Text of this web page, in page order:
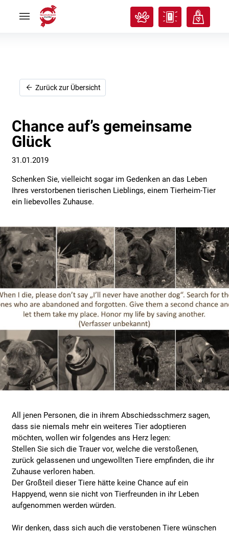
uns
Ich
will
uns
Ich
will
Zurück zur Übersicht
Chance auf’s gemeinsame
Glück
31.01.2019
Schenken Sie, vielleicht sogar im Gedenken an das Leben
Ihres verstorbenen tierischen Lieblings, einem Tierheim-Tier
ein liebevolles Zuhause.
All jenen Personen, die in ihrem Abschiedsschmerz sagen,
dass sie niemals mehr ein weiteres Tier adoptieren
möchten, wollen wir folgendes ans Herz legen:
Stellen Sie sich die Trauer vor, welche die verstoßenen,
zurück gelassenen und ungewollten Tiere empfinden, die ihr
Zuhause verloren haben.
Der Großteil dieser Tiere hätte keine Chance auf ein
Happyend, wenn sie nicht von Tierfreunden in ihr Leben
aufgenommen werden würden.
Wir denken, dass sich auch die verstobenen Tiere wünschen